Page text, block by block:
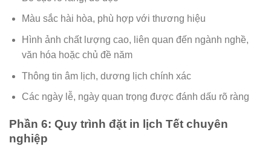
Màu sắc hài hòa, phù hợp với thương hiệu
Hình ảnh chất lượng cao, liên quan đến ngành nghề,
văn hóa hoặc chủ đề năm
Thông tin âm lịch, dương lịch chính xác
Các ngày lễ, ngày quan trọng được đánh dấu rõ ràng
Phần 6: Quy trình đặt in lịch Tết chuyên
nghiệp